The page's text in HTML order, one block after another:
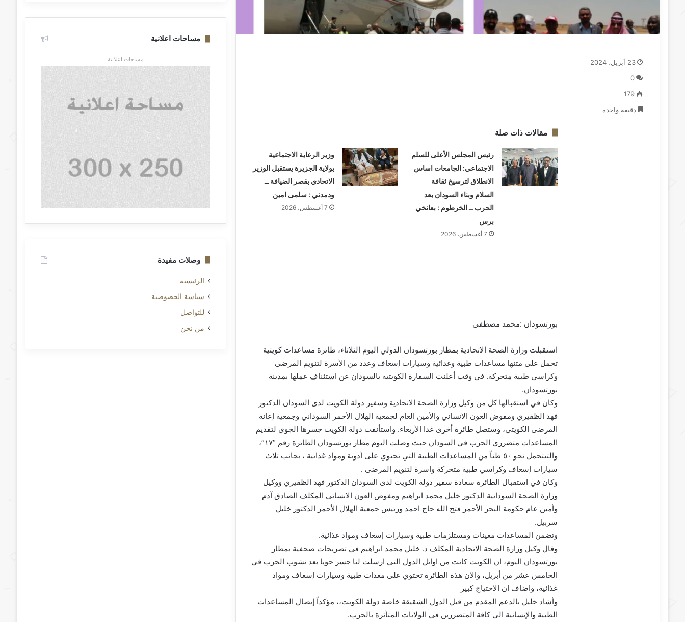
مقالات ذات صلة
رئيس المجلس الأعلى للسلم
الاجتماعي: الجامعات اساس
الانطلاق لترسيخ ثقافة
السلام وبناء السودان بعد
الحرب ــ الخرطوم : بعانخي
برس
7 أغسطس، 2026
وزير الرعاية الاجتماعية
بولاية الجزيرة يستقبل الوزير
الاتحادي بقصر الضيافة ــ
ودمدني : سلمى امين
7 أغسطس، 2026
بورتسودان :محمد مصطفى
استقبلت وزارة الصحة الاتحادية بمطار بورتسودان الدولي اليوم الثلاثاء، طائرة مساعدات كويتية
تحمل على متنها مساعدات طبية وغدائية وسيارات إسعاف وعدد من الأسرة لتنويم المرضى
وكراسي طبية متحركة. في وقت أعلنت السفارة الكويتيه بالسودان عن استئناف عملها بمدينة
بورتسودان.
وكان في استقبالها كل من وكيل وزارة الصحة الاتحادية وسفير دولة الكويت لدى السودان الدكتور
فهد الظفيري ومفوض العون الانساني والأمين العام لجمعية الهلال الأحمر السوداني وجمعية إعانة
المرضى الكويتي، وستصل طائرة أخرى غدا الأربعاء. واستأنفت دولة الكويت جسرها الجوي لتقديم
المساعدات متضرري الحرب في السودان حيث وصلت اليوم مطار بورتسودان الطائرة رقم “١٧”،
والتيتحمل نحو ٥٠ طناً من المساعدات الطبية التي تحتوي على أدوية ومواد غذائية ، بجانب ثلاث
سيارات إسعاف وكراسي طبية متحركة واسرة لتنويم المرضى .
وكان في استقبال الطائرة سعادة سفير دولة الكويت لدى السودان الدكتور فهد الظفيري ووكيل
وزارة الصحة السودانية الدكتور خليل محمد ابراهيم ومفوض العون الانساني المكلف الصادق آدم
وأمين عام حكومة البحر الأحمر فتح الله حاج احمد ورئيس جمعية الهلال الأحمر الدكتور خليل
سربيل.
وتضمن المساعدات معينات ومستلزمات طبية وسيارات إسعاف ومواد غذائية.
وقال وكيل وزارة الصحة الاتحادية المكلف د. خليل محمد ابراهيم في تصريحات صحفية بمطار
بورتسودان اليوم، ان الكويت كانت من اوائل الدول التي ارسلت لنا جسر جويا بعد نشوب الحرب في
الخامس عشر من أبريل، والان هذه الطائرة تحتوي على معدات طبية وسيارات إسعاف ومواد
غذائية، واضاف ان الاحتياج كبير
وأشاد خليل بالدعم المقدم من قبل الدول الشقيقة خاصة دولة الكويت،، مؤكداً إيصال المساعدات
الطبية والإنسانية الي كافة المتضررين في الولايات المتأثرة بالحرب.
23 أبريل، 2024
0
179
دقيقة واحدة
مساحات اعلانية
مساحات اعلانية
وصلات مفيدة
الرئيسية
سياسة الخصوصية
للتواصل
من نحن